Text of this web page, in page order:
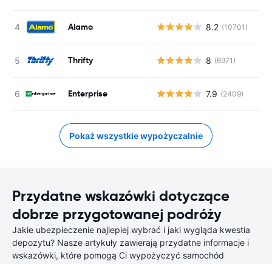
Alamo 8.2 (10701)
Thrifty 8 (6971)
Enterprise 7.9 (2409)
Pokaż wszystkie wypożyczalnie
Przydatne wskazówki dotyczące
dobrze przygotowanej podróży
Jakie ubezpieczenie najlepiej wybrać i jaki wygląda kwestia
depozytu? Nasze artykuły zawierają przydatne informacje i
wskazówki, które pomogą Ci wypożyczyć samochód